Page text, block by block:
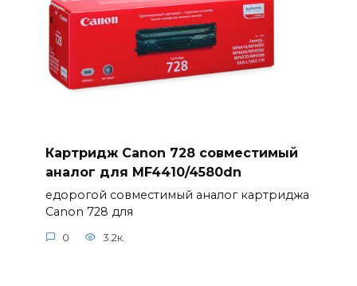
Картридж Canon 728 совместимый
аналог для MF4410/4580dn
едорогой совместимый аналог картриджа
Canon 728 для
0 3.2к.